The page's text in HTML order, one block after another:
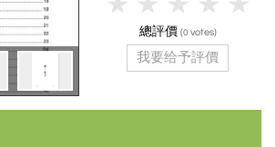
總評價 (0 votes)
我要给予評價